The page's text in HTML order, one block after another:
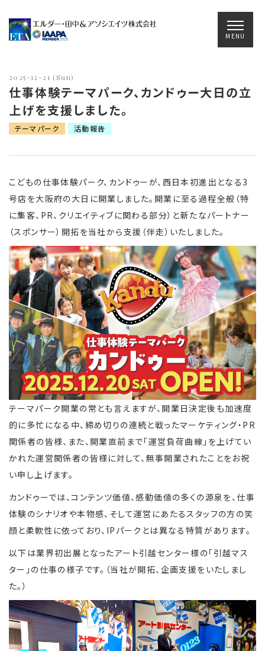
Main Navigation MENU
2025-12-21 (Sun)
仕事体験テーマパーク、カンドゥー大日の立
上げを支援しました。
テーマパーク 活動報告
こどもの仕事体験パーク、カンドゥーが、西日本初進出となる3
号店を大阪府の大日に開業しました。開業に至る過程全般（特
に集客、PR、クリエイティブに関わる部分）と新たなパートナー
（スポンサー）開拓を当社から支援（伴走）いたしました。
テーマパーク開業の常とも言えますが、開業日決定後も加速度
的に多忙になる中、締め切りの連続と戦ったマーケティング・PR
関係者の皆様、また、開業直前まで「運営負荷曲線」を上げてい
かれた運営関係者の皆様に対して、無事開業されたことをお祝
い申し上げます。
カンドゥーでは、コンテンツ価値、感動価値の多くの源泉を、仕事
体験のシナリオや本物感、そして運営にあたるスタッフの方の笑
顔と柔軟性に依っており、IPパークとは異なる特質があります。
以下は業界初出展となったアート引越センター様の「引越マス
ター」の仕事の様子です。（当社が開拓、企画支援をいたしまし
た。）